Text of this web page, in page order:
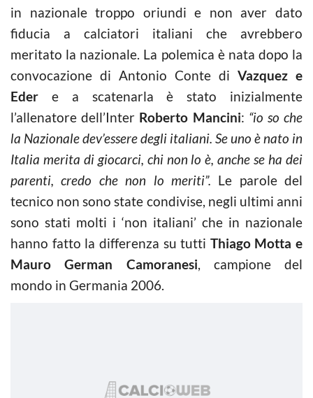
in nazionale troppo oriundi e non aver dato
fiducia a calciatori italiani che avrebbero
meritato la nazionale. La polemica è nata dopo la
convocazione di Antonio Conte di Vazquez e
Eder e a scatenarla è stato inizialmente
l’allenatore dell’Inter Roberto Mancini: “io so che
la Nazionale dev’essere degli italiani. Se uno è nato in
Italia merita di giocarci, chi non lo è, anche se ha dei
parenti, credo che non lo meriti”. Le parole del
tecnico non sono state condivise, negli ultimi anni
sono stati molti i ‘non italiani’ che in nazionale
hanno fatto la differenza su tutti Thiago Motta e
Mauro German Camoranesi, campione del
mondo in Germania 2006.